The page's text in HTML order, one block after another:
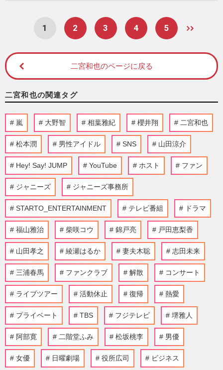
1 2 3 4 5
二宮和也のページに戻る
二宮和也の関連タグ
嵐 大野智 相葉雅紀 櫻井翔 二宮和也
松本潤 男性アイドル SNS 山田涼介
Hey! Say! JUMP YouTube ホスト ファン
ジャニーズ ジャニーズ事務所
STARTO_ENTERTAINMENT テレビ番組 ドラマ
福山雅治 柴咲コウ 錦戸亮 戸田恵梨香
山田孝之 綾瀬はるか 妻夫木聡 志田未来
三浦春馬 ファンクラブ 解散 コンサート
ライブツアー 活動休止 復帰 熱愛
プライベート TBS フジテレビ 堺雅人
阿部寛 二階堂ふみ 松坂桃李 男優
女優 日曜劇場 役所広司 ビジネス